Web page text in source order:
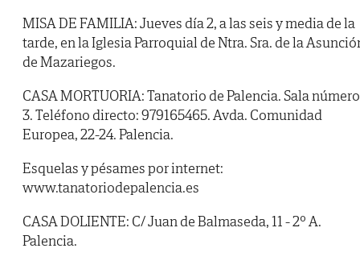
MISA DE FAMILIA: Jueves día 2, a las seis y media de la
tarde, en la Iglesia Parroquial de Ntra. Sra. de la
de Mazariegos.
CASA MORTUORIA: Tanatorio de Palencia. Sala número
3. Teléfono directo: 979165465. Avda. Comunidad
Europea, 22-24. Palencia.
Esquelas y pésames por internet:
www.tanatoriodepalencia.es
CASA DOLIENTE: C/ Juan de Balmaseda, 11 - 2º A.
Palencia.